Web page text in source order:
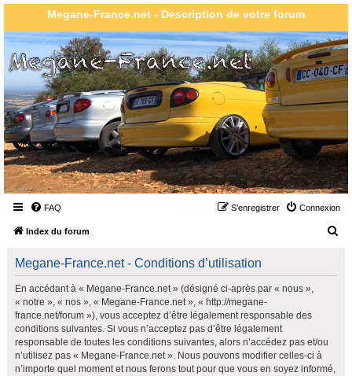
Megane-France.net - Description de votre forum
FAQ Connexion
S’enregistrer
Index du forum
Megane-France.net - Conditions d’utilisation
En accédant à « Megane-France.net » (désigné ci-après par « nous »,
« notre », « nos », « Megane-France.net », « http://megane-
france.net/forum »), vous acceptez d’être légalement responsable des
conditions suivantes. Si vous n’acceptez pas d’être légalement
responsable de toutes les conditions suivantes, alors n’accédez pas et/ou
n’utilisez pas « Megane-France.net ». Nous pouvons modifier celles-ci à
n’importe quel moment et nous ferons tout pour que vous en soyez informé,